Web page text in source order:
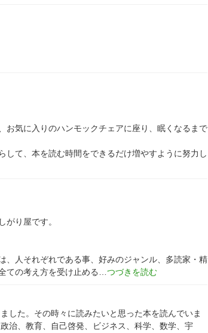
お気に入りのハンモックチェアに座り、眠くなるまで
して、本を読む時間をできるだけ増やすように努力し
がり屋です。
、人それぞれである事、好みのジャンル、多読家・精
ての考え方を受け止める
した。その時々に読みたいと思った本を読んでいま
治、教育、自己啓発、ビジネス、科学、数学、宇